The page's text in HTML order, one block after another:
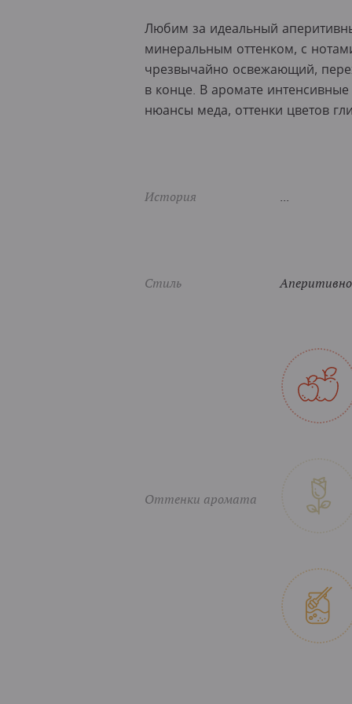
Любим за идеальный
минеральным оттенком, с
чрезвычайно освежающий,
в конце. В аромате
нюансы меда, оттенки цветов
История ...
Стиль
Оттенки аромата